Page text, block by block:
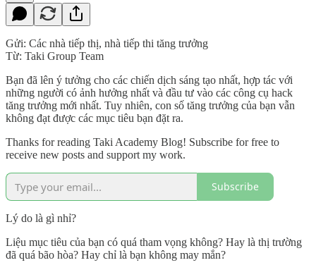
Gửi: Các nhà tiếp thị, nhà tiếp thi tăng trưởng
Từ: Taki Group Team
Bạn đã lên ý tưởng cho các chiến dịch sáng tạo nhất, hợp tác với
những người có ảnh hưởng nhất và đầu tư vào các công cụ hack
tăng trưởng mới nhất. Tuy nhiên, con số tăng trưởng của bạn vẫn
không đạt được các mục tiêu bạn đặt ra.
Thanks for reading Taki Academy Blog! Subscribe for free to
receive new posts and support my work.
Subscribe
Lý do là gì nhỉ?
Liệu mục tiêu của bạn có quá tham vọng không? Hay là thị trường
đã quá bão hòa? Hay chỉ là bạn không may mắn?